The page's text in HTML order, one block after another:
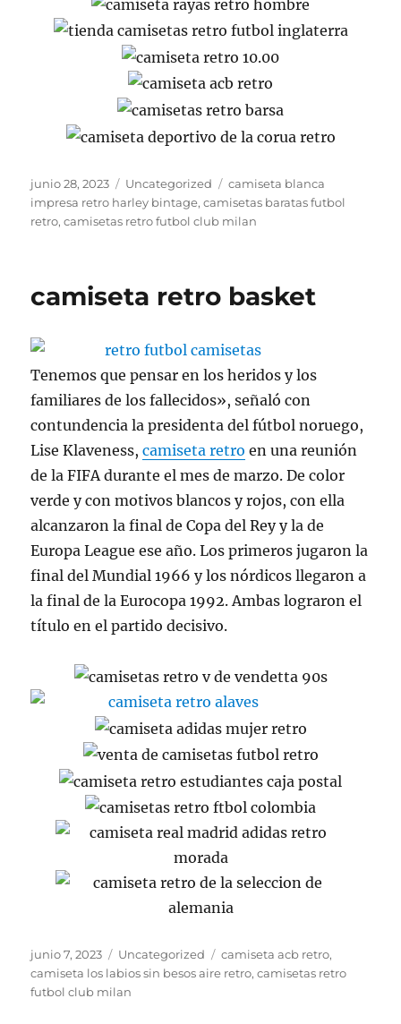
Publicado
el
junio 28, 2023 Categorías
Uncategorized Etiquetas
camiseta blanca
impresa retro harley bintage,camisetas baratas futbol
retro,camisetas retro futbol club milan
camiseta retro basket
Tenemos que pensar en los heridos y los
familiares de los fallecidos», señaló con
contundencia la presidenta del fútbol noruego,
Lise Klaveness,camiseta retro en una reunión
de la FIFA durante el mes de marzo. De color
verde y con motivos blancos y rojos, con ella
alcanzaron la final de Copa del Rey y la de
Europa League ese año. Los primeros jugaron la
final del Mundial 1966 y los nórdicos llegaron a
la final de la Eurocopa 1992. Ambas lograron el
título en el partido decisivo.
Publicado
el
junio 7, 2023 Categorías
Uncategorized Etiquetas
camiseta acb retro,
camiseta los labios sin besos aire retro,camisetas retro
futbol club milan